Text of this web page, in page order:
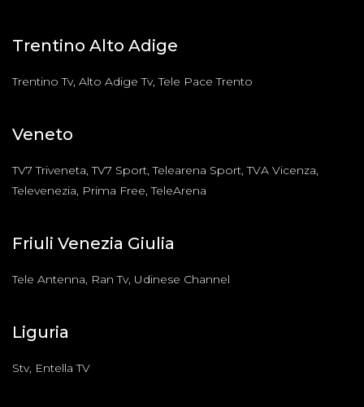
Trentino Alto Adige
Trentino Tv, Alto Adige Tv, Tele Pace Trento
Veneto
TV7 Triveneta, TV7 Sport, Telearena Sport, TVA Vicenza,
Televenezia, Prima Free, TeleArena
Friuli Venezia Giulia
Tele Antenna, Ran Tv, Udinese Channel
Liguria
Stv, Entella TV